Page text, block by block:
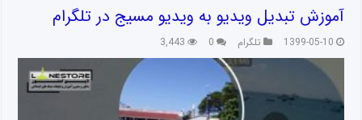
آموزش تبدیل ویدیو به ویدیو مسیج در تلگرام
1399-05-10 تلگرام 0
3,443